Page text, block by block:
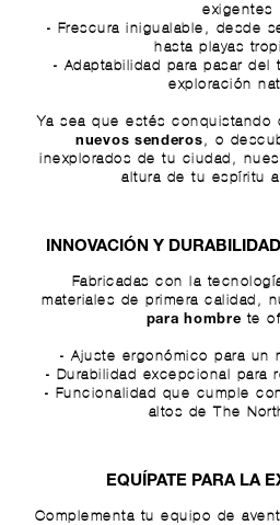
exigentes
- Frescura inigualable, desde
hasta playas
- Adaptabilidad para pasar del
exploración
Ya sea que estés
nuevos senderos, o
inexplorados de tu ciudad,
altura de tu espíritu
INNOVACIÓN Y
Fabricadas con la
materiales de primera calidad,
para hombre te
- Ajuste ergonómico para un
- Durabilidad excepcional para
- Funcionalidad que cumple
altos de The
EQUÍPATE PARA LA
Complementa tu equipo de